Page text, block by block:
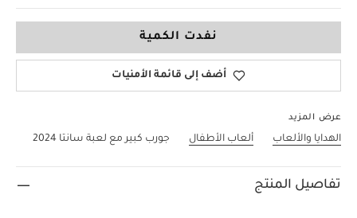
نفدت الكمية
أضف إلى قائمة الأمنيات
عرض المزيد
الهدايا والألعاب ألعاب الأطفال جورب كبير مع لعبة سانتا 2024
تفاصيل المنتج